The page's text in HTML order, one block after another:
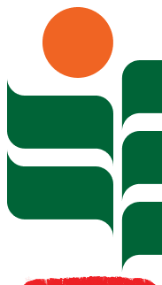
Skip to content